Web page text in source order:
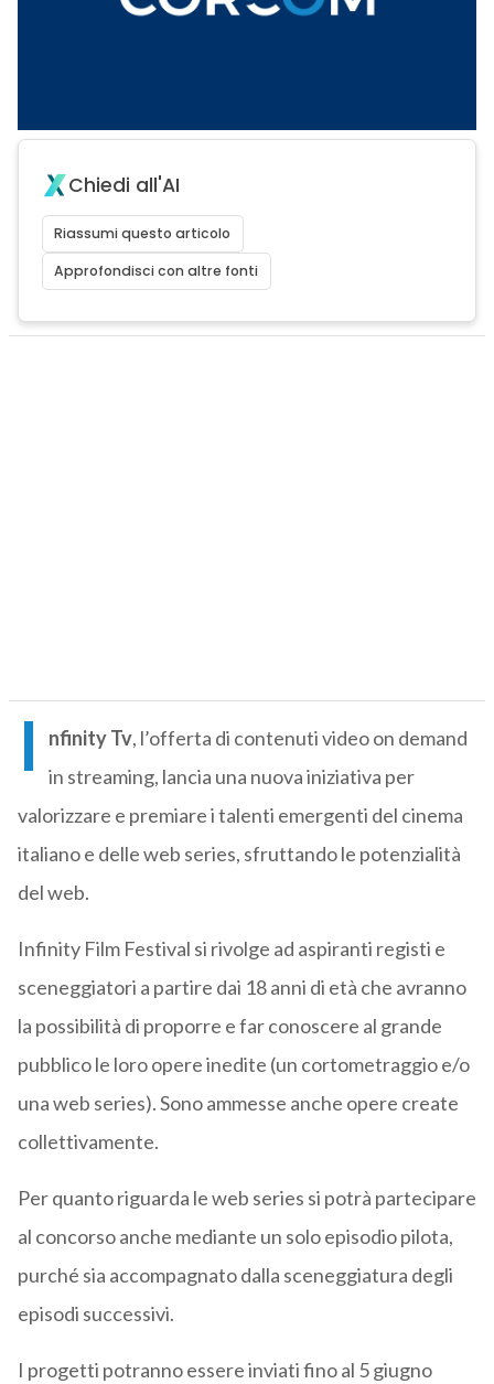
Chiedi all'AI
Riassumi questo articolo
Approfondisci con altre fonti
I nfinity Tv, l’offerta di contenuti video on demand
in streaming, lancia una nuova iniziativa per
valorizzare e premiare i talenti emergenti del cinema
italiano e delle web series, sfruttando le potenzialità
del web.
Infinity Film Festival si rivolge ad aspiranti registi e
sceneggiatori a partire dai 18 anni di età che avranno
la possibilità di proporre e far conoscere al grande
pubblico le loro opere inedite (un cortometraggio e/o
una web series). Sono ammesse anche opere create
collettivamente.
Per quanto riguarda le web series si potrà partecipare
al concorso anche mediante un solo episodio pilota,
purché sia accompagnato dalla sceneggiatura degli
episodi successivi.
I progetti potranno essere inviati fino al 5 giugno